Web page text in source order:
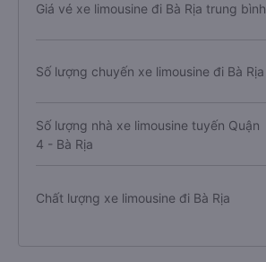
Giá vé xe limousine đi Bà Rịa trung bình
Số lượng chuyến xe limousine đi Bà Rịa
Số lượng nhà xe limousine tuyến Quận
4 - Bà Rịa
Chất lượng xe limousine đi Bà Rịa